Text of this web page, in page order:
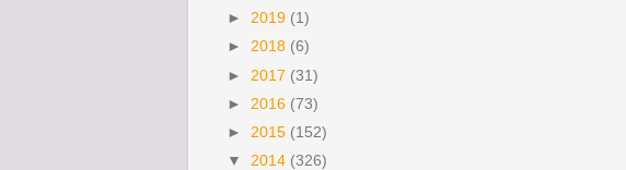
► 2019 (1)
► 2018 (6)
► 2017 (31)
► 2016 (73)
► 2015 (152)
▼ 2014 (326)